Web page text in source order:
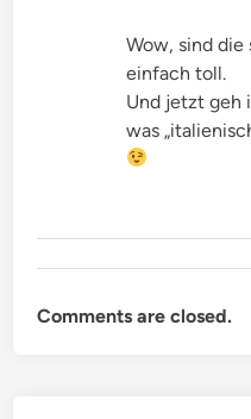
Wow, sind die
einfach toll.
Und jetzt geh
was
Comments are closed.